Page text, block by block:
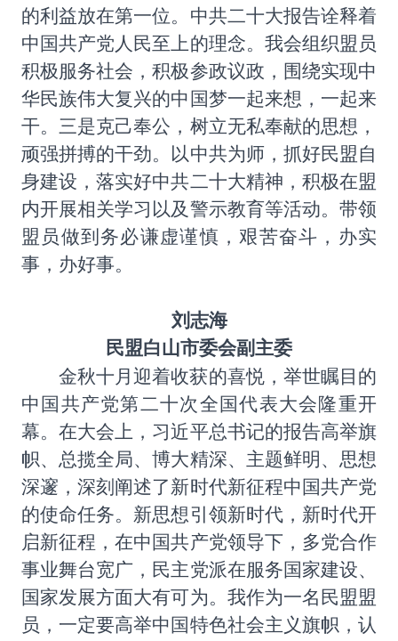
的利益放在第一位。中共二十大报告诠释着
中国共产党人民至上的理念。我会组织盟员
积极服务社会，积极参政议政，围绕实现中
华民族伟大复兴的中国梦一起来想，一起来
干。三是克己奉公，树立无私奉献的思想，
顽强拼搏的干劲。以中共为师，抓好民盟自
身建设，落实好中共二十大精神，积极在盟
内开展相关学习以及警示教育等活动。带领
盟员做到务必谦虚谨慎，艰苦奋斗，办实
事，办好事。
刘志海
民盟白山市委会副主委
金秋十月迎着收获的喜悦，举世瞩目的
中国共产党第二十次全国代表大会隆重开
幕。在大会上，习近平总书记的报告高举旗
帜、总揽全局、博大精深、主题鲜明、思想
深邃，深刻阐述了新时代新征程中国共产党
的使命任务。新思想引领新时代，新时代开
启新征程，在中国共产党领导下，多党合作
事业舞台宽广，民主党派在服务国家建设、
国家发展方面大有可为。我作为一名民盟盟
员，一定要高举中国特色社会主义旗帜，认